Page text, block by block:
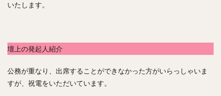
いたします。
壇上の発起人紹介
公務が重なり、出席することができなかった方がいらっしゃいま
すが、祝電をいただいています。